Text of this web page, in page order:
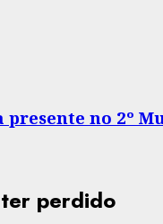
no 2º
perdido